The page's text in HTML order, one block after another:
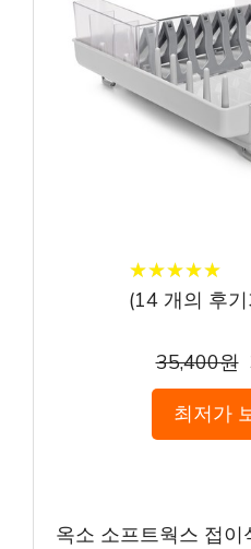
★★★★★
★★★★★
(14개의 후기
35,400원
최저가
옥소 소프트웍스 접이